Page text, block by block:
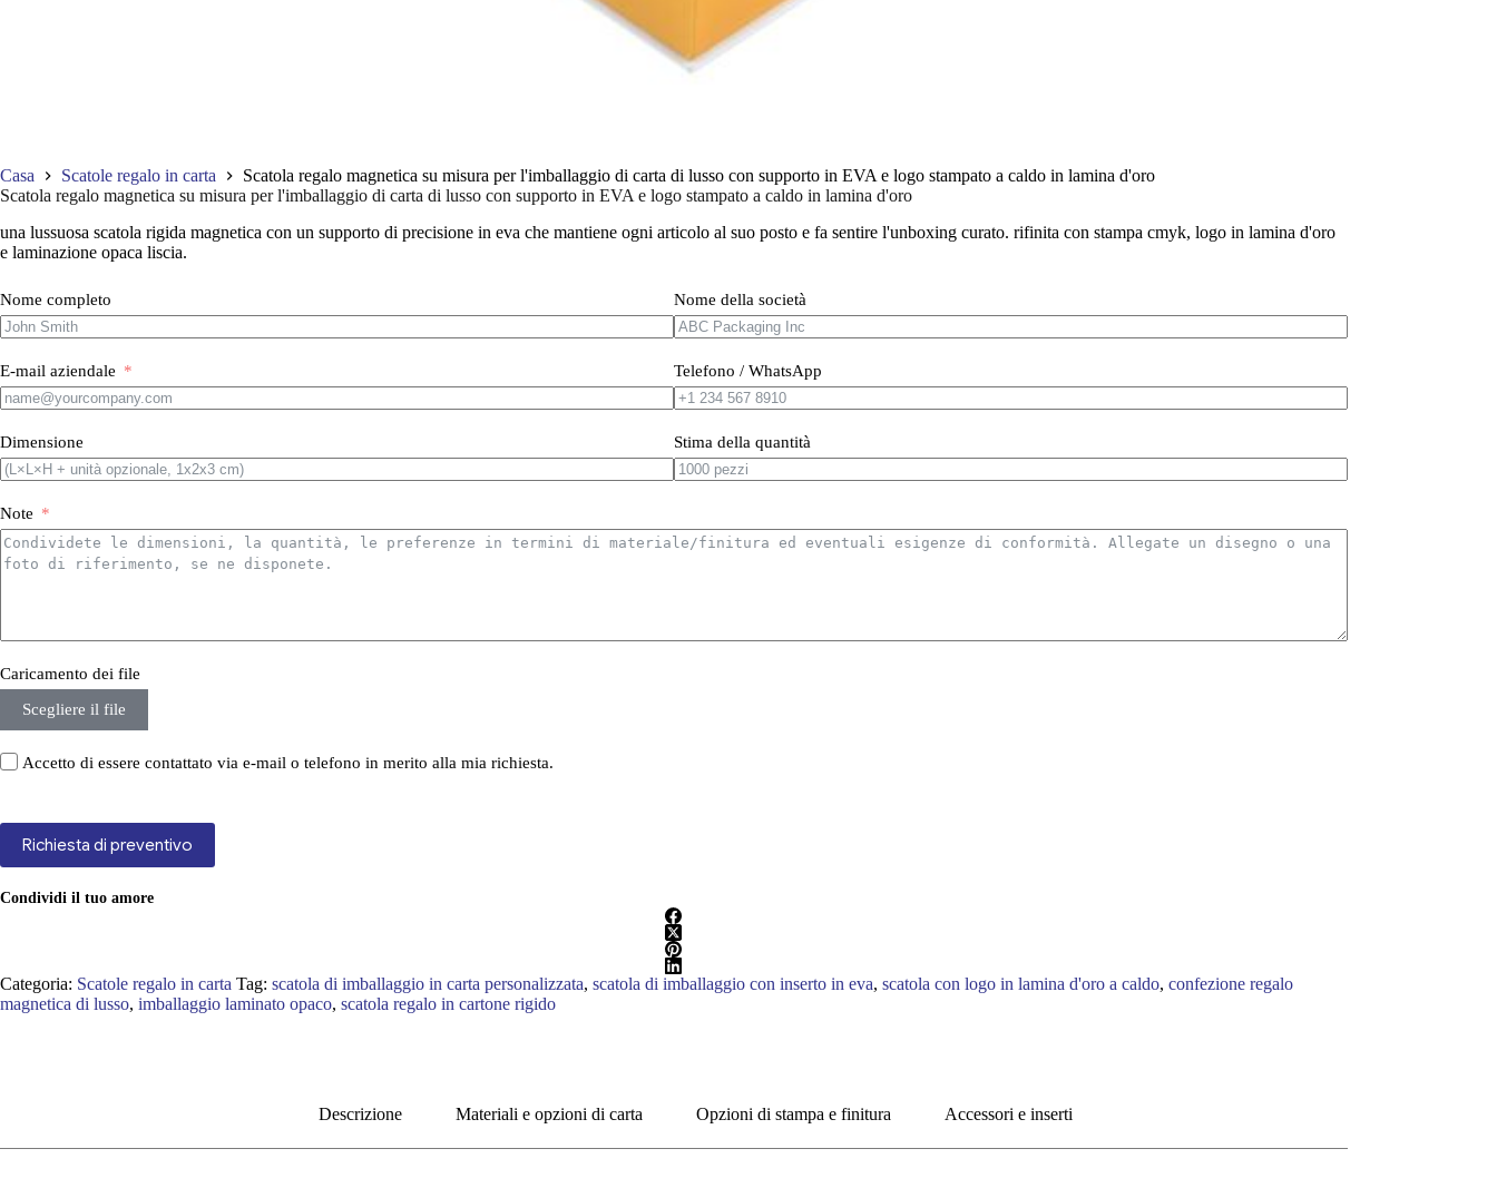
Casa Scatole regalo in carta
Scatola regalo magnetica su misura per l'imballaggio di carta di lusso con supporto in EVA e logo stampato a caldo in lamina d'oro
Scatola regalo magnetica su misura per l'imballaggio di carta di lusso con supporto in EVA e logo stampato a caldo in lamina d'oro
una lussuosa scatola rigida magnetica con un supporto di precisione in eva che mantiene ogni articolo al suo posto e fa sentire l'unboxing curato. rifinita con stampa cmyk, logo in lamina d'oro
e laminazione opaca liscia.
Nome completo Nome della società
E-mail aziendale Telefono / WhatsApp
Dimensione Stima della quantità
Note
Caricamento dei file
Scegliere il file
Accetto di essere contattato via e-mail o telefono in merito alla mia richiesta.
Richiesta di preventivo
Condividi il tuo amore
Categoria: Scatole regalo in carta Tag: scatola di imballaggio in carta personalizzata, scatola di imballaggio con inserto in eva, scatola con logo in lamina d'oro a caldo, confezione regalo
magnetica di lusso, imballaggio laminato opaco, scatola regalo in cartone rigido
Descrizione Materiali e opzioni di carta Opzioni di stampa e finitura Accessori e inserti